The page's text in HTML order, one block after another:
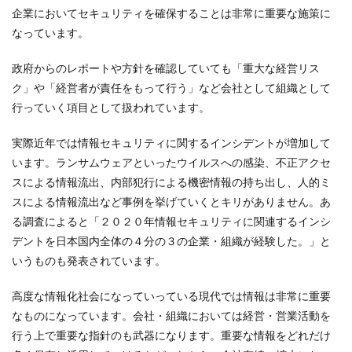
企業においてセキュリティを確保することは非常に重要な施策に
なっています。
政府からのレポートや方針を確認していても「重大な経営リス
ク」や「経営者が責任をもって行う」など会社として組織として
行っていく項目として扱われています。
実際近年では情報セキュリティに関するインシデントが増加して
います。ランサムウェアといったウイルスへの感染、不正アクセ
スによる情報流出、内部犯行による機密情報の持ち出し、人的ミ
スによる情報流出など事例を挙げていくとキリがありません。あ
る調査によると「２０２０年情報セキュリティに関連するインシ
デントを日本国内全体の４分の３の企業・組織が経験した。」と
いうものも発表されています。
高度な情報化社会になっていっている現代では情報は非常に重要
なものになっています。会社・組織においては経営・営業活動を
行う上で重要な指針のも武器になります。重要な情報をどれだけ